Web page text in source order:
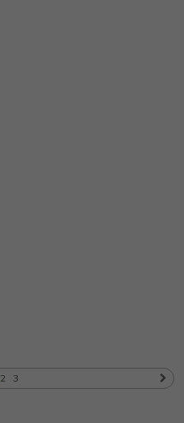
2 3